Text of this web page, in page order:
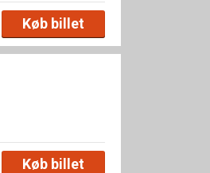
Køb billet
Køb billet